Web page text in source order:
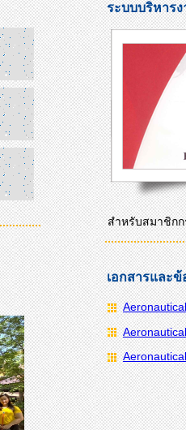
ระบบบริหาร
สำหรับสมาชิก
เอกสารและ